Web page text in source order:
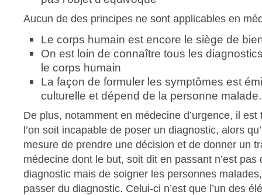
Aucun de des principes ne sont applicables en
Le corps humain est encore le siège de
On est loin de connaître tous les
le corps humain
La façon de formuler les symptômes est
culturelle et dépend de la personne malade.
De plus, notamment en médecine d’urgence, il
l’on soit incapable de poser un diagnostic, alors
mesure de prendre une décision et de donner un
médecine dont le but, soit dit en passant n’est pas
diagnostic mais de soigner les personnes
passer du diagnostic. Celui-ci n’est que l’un des